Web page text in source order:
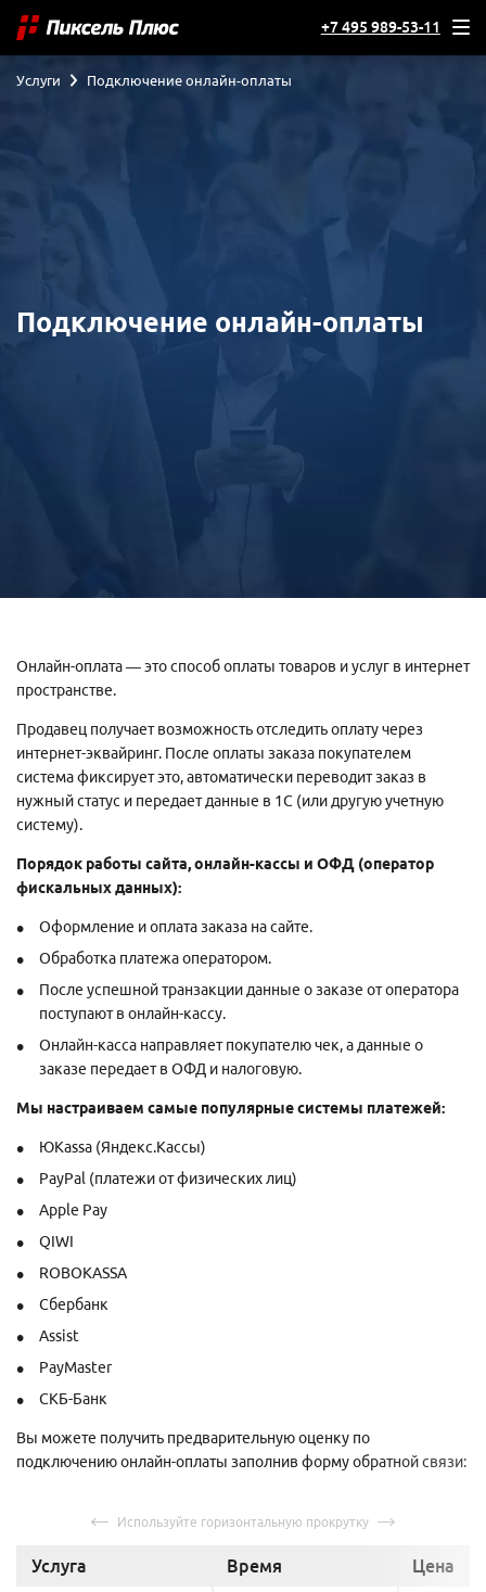
+7 495 989-53-11
Подключение онлайн-оплаты
Услуги Подключение онлайн-оплаты
Онлайн-оплата — это способ оплаты товаров и услуг в интернет
пространстве.
Продавец получает возможность отследить оплату через
интернет-эквайринг. После оплаты заказа покупателем
система фиксирует это, автоматически переводит заказ в
нужный статус и передает данные в 1С (или другую учетную
систему).
Порядок работы сайта, онлайн-кассы и ОФД (оператор
фискальных данных):
Оформление и оплата заказа на сайте.
Обработка платежа оператором.
После успешной транзакции данные о заказе от оператора
поступают в онлайн-кассу.
Онлайн-касса направляет покупателю чек, а данные о
заказе передает в ОФД и налоговую.
Мы настраиваем самые популярные системы платежей:
ЮKassa (Яндекс.Кассы)
PayPal (платежи от физических лиц)
Apple Pay
QIWI
ROBOKASSA
Сбербанк
Assist
PayMaster
СКБ-Банк
Вы можете получить предварительную оценку по
подключению онлайн-оплаты заполнив форму обратной связи:
Услуга Время Цена